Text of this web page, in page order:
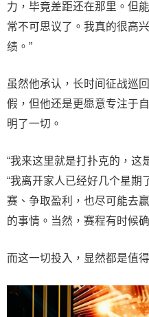
力，毕竟差距还在那里。但
常不可思议了。我真的很高
绩。”
虽然他承认，长时间征战巡
假，但他还是更愿意专注于
明了一切。
“我来这里就是打扑克的，这
“我离开家人已经好几个星期
赛、争取盈利，也尽可能去
的事情。当然，赛程有时候
而这一切投入，显然都是值得